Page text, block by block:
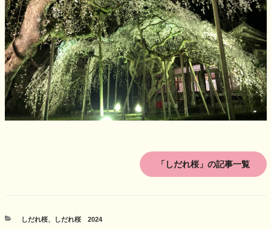
「しだれ桜」の記事一覧
カしだれ桜、 しだれ桜 2024